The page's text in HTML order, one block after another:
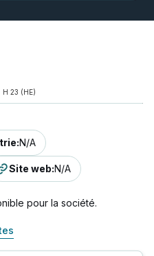
23 (HE)
:N/A
Site web:N/A
pour la société.